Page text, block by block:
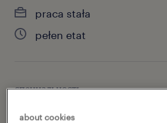
praca stała
pełen etat
специальность
about cookies